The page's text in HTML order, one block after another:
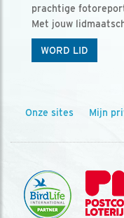
prachtige
Met jouw
WORD LID
Onze sites Mijn